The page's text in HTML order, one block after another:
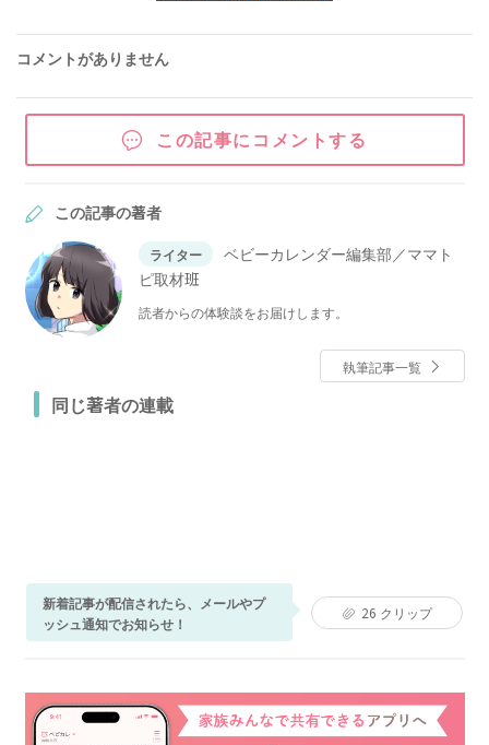
コメントがありません
この記事にコメントする
この記事の著者
ライター
ベビーカレンダー編集部／ママト
ピ取材班
読者からの体験談をお届けします。
執筆記事一覧
同じ著者の連載
新着記事が配信されたら、メールやプ
ッシュ通知でお知らせ！
26 クリップ